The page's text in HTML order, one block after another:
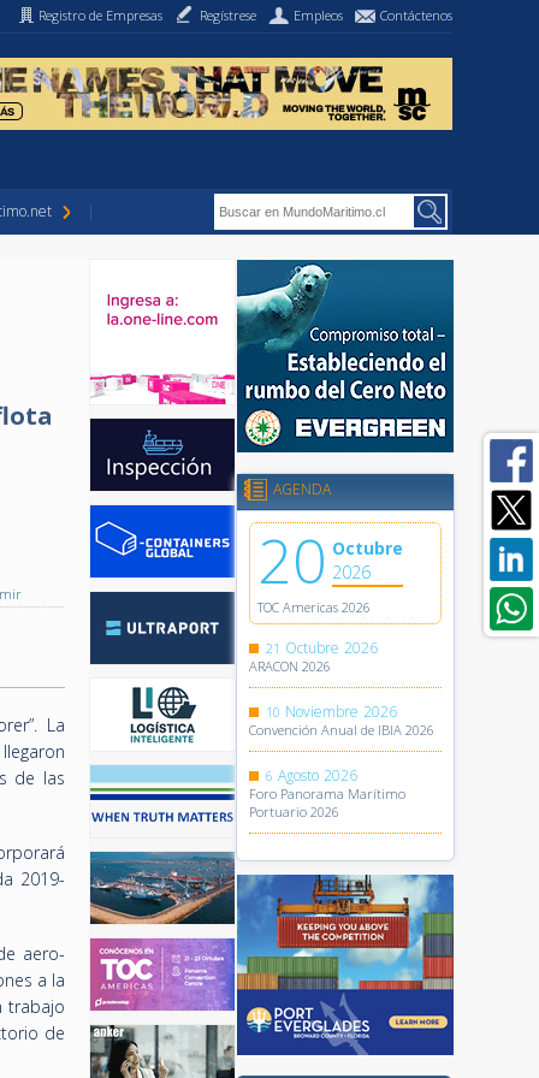
Registro de Empresas Regístrese Empleos Contáctenos
La
de las
2019-
aero-
a la
trabajo
de
AGENDA
20 Octubre
2026
TOC Americas 2026
21 Octubre 2026
ARACON 2026
10 Noviembre 2026
Convención Anual de IBIA 2026
6 Agosto 2026
Foro Panorama Marítimo
Portuario 2026